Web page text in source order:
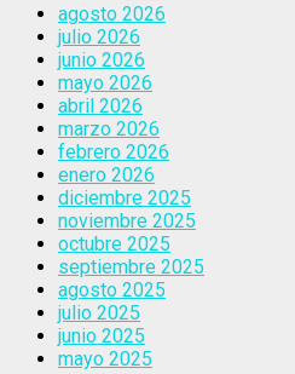
agosto 2026
julio 2026
junio 2026
mayo 2026
abril 2026
marzo 2026
febrero 2026
enero 2026
diciembre 2025
noviembre 2025
octubre 2025
septiembre 2025
agosto 2025
julio 2025
junio 2025
mayo 2025